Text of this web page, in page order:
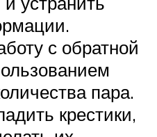
с обратной
пара.
крестики,